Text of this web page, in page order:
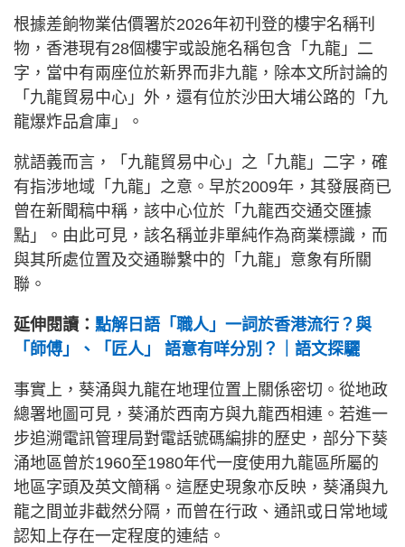
根據差餉物業估價署於2026年初刊登的樓宇名稱刊
物，香港現有28個樓宇或設施名稱包含「九龍」二
字，當中有兩座位於新界而非九龍，除本文所討論的
「九龍貿易中心」外，還有位於沙田大埔公路的「九
龍爆炸品倉庫」。
就語義而言，「九龍貿易中心」之「九龍」二字，確
有指涉地域「九龍」之意。早於2009年，其發展商已
曾在新聞稿中稱，該中心位於「九龍西交通交匯據
點」。由此可見，該名稱並非單純作為商業標識，而
與其所處位置及交通聯繫中的「九龍」意象有所關
聯。
延伸閱讀： 點解日語「職人」一詞於香港流行？與
「師傅」、「匠人」 語意有咩分別？｜語文探驪
事實上，葵涌與九龍在地理位置上關係密切。從地政
總署地圖可見，葵涌於西南方與九龍西相連。若進一
步追溯電訊管理局對電話號碼編排的歷史，部分下葵
涌地區曾於1960至1980年代一度使用九龍區所屬的
地區字頭及英文簡稱。這歷史現象亦反映，葵涌與九
龍之間並非截然分隔，而曾在行政、通訊或日常地域
認知上存在一定程度的連結。